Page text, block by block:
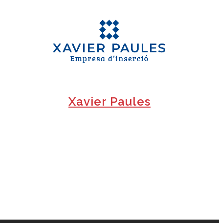
+
Xavier Paules